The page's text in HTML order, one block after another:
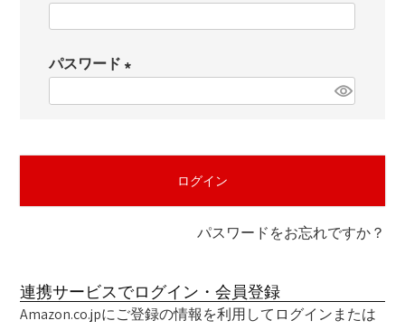
須
パスワード
ログイン
パスワードをお忘れですか？
連携サービスでログイン・会員登録
Amazon.co.jpにご登録の情報を利用してログインまたは